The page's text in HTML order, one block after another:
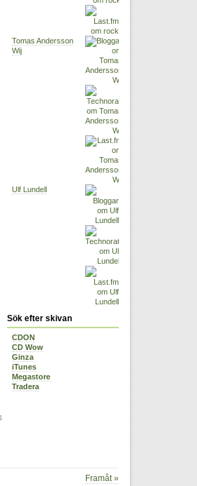
Tomas Andersson
Wij
Ulf Lundell
Sök efter skivan
CDON
CD Wow
Ginza
iTunes
Megastore
Tradera
Framåt »